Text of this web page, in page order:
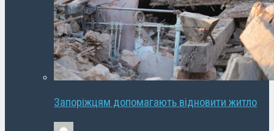
Запоріжцям допомагають відновити житло